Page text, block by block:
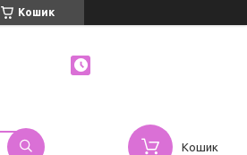
Кошик
Кошик